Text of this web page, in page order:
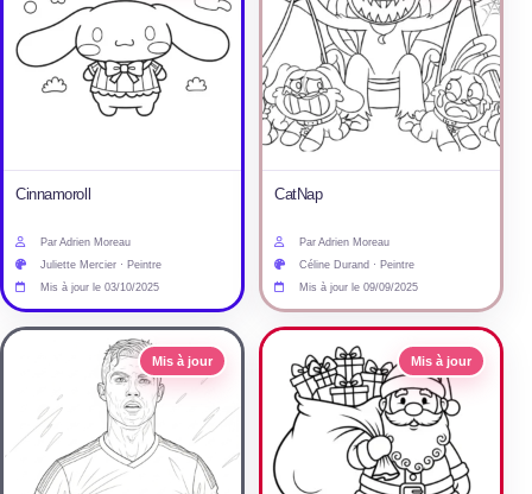
Cinnamoroll
Par Adrien Moreau
Juliette Mercier · Peintre
Mis à jour le 03/10/2025
CatNap
Par Adrien Moreau
Céline Durand · Peintre
Mis à jour le 09/09/2025
Mis à jour Mis à jour